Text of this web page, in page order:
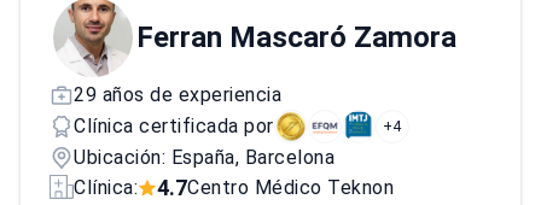
Ferrand I.<\/p>
Ferran Mascaró Zamora
29 años de experiencia
Clínica certificada por
+4
Ubicación: España, Barcelona
Clínica:
4.7Centro Médico Teknon